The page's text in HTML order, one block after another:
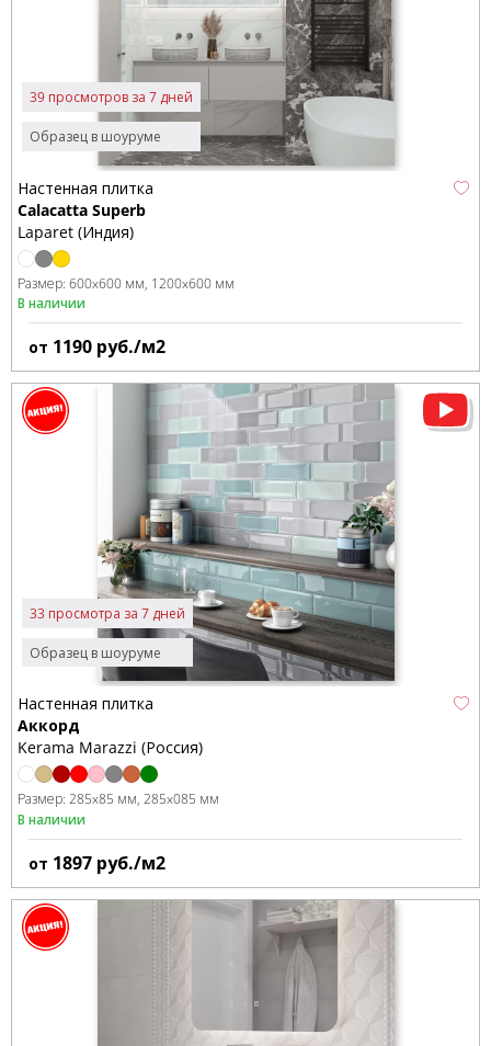
Образец в шоуруме
39 просмотров за 7 дней
Настенная плитка
Calacatta Superb
Laparet (Индия)
Размер: 600x600 мм 1200x600 мм
В наличии
от 1190 руб./м2
Образец в шоуруме
33 просмотра за 7 дней
Настенная плитка
Аккорд
Kerama Marazzi (Россия)
Размер: 285x85 мм 285x085 мм
В наличии
от 1897 руб./м2